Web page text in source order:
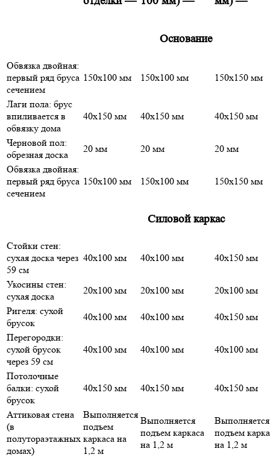
Основание
Обвязка двойная:
первый ряд бруса
сечением
150х100 мм 150х100 мм 150х150 мм
Лаги пола: брус
впиливается в
обвязку дома
40х150 мм 40х150 мм 40х150 мм
Черновой пол:
обрезная доска
20 мм 20 мм
20 мм
Обвязка двойная:
первый ряд бруса
сечением
150х100 мм 150х100 мм 150х150 мм
Силовой каркас
Стойки стен:
сухая доска через
59 см
40х100 мм 40х100 мм 40х150 мм
Укосины стен:
сухая доска
20х100 мм 20х100 мм
20х100 мм
Ригеля: сухой
брусок
40х100 мм 40х100 мм
40х150 мм
Перегородки:
сухой брусок
через 59 см
40х100 мм 40х100 мм 40х100 мм
Потолочные
балки: сухой
брусок
40х150 мм 40х150 мм 40х150 мм
Аттиковая стена
(в
полутораэтажных
домах)
Выполняется
подъем
каркаса на
1,2 м
Выполняется
подъем каркаса
на 1,2 м
Выполняется
подъем
на 1,2 м